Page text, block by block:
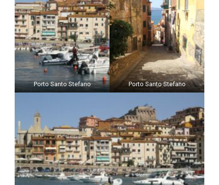
Porto Santo Stefano Porto Santo Stefano